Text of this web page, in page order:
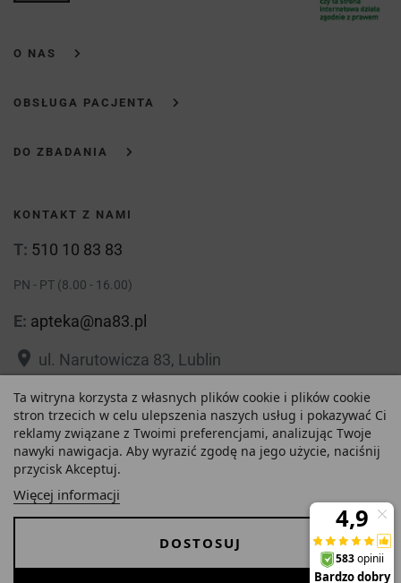
23,75 zł
- +
O NAS
OBSŁUGA PACJENTA
DO ZBADANIA
KONTAKT Z NAMI
T: 510 10 83 83
PN - PT (8.00 - 16.00)
E: apteka@na83.pl
place ul. Narutowicza 83, Lublin
placeul. 1 Maja 36, Lublin
Ta witryna korzysta z własnych plików cookie i plików cookie
stron trzecich w celu ulepszenia naszych usług i pokazywać Ci
reklamy związane z Twoimi preferencjami, analizując Twoje
nawyki nawigacja. Aby wyrazić zgodę na jego użycie, naciśnij
przycisk Akceptuj.
Więcej informacji
DOSTOSUJ
O nas Zezwolenie
FAQ